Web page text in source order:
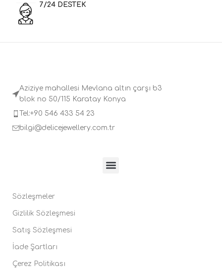
7/24 DESTEK
Aziziye mahallesi Mevlana altın çarşı b3
blok no 50/115 Karatay Konya
Tel:+90 546 433 54 23
bilgi@delicejewellery.com.tr
Sözleşmeler
Gizlilik Sözleşmesi
Satış Sözleşmesi
İade Şartları
Çerez Politikası